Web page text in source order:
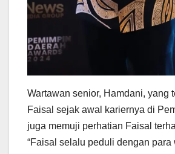
Wartawan senior, Hamdani, yang
Faisal sejak awal kariernya di
juga memuji perhatian Faisal
“Faisal selalu peduli dengan para